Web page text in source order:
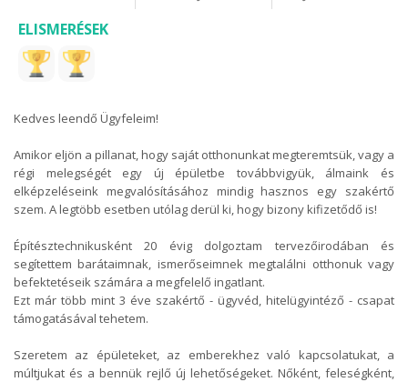
ELISMERÉSEK
Kedves leendő Ügyfeleim!
Amikor eljön a pillanat, hogy saját otthonunkat megteremtsük, vagy a
régi melegségét egy új épületbe továbbvigyük, álmaink és
elképzeléseink megvalósításához mindig hasznos egy szakértő
szem. A legtöbb esetben utólag derül ki, hogy bizony kifizetődő is!
Építésztechnikusként 20 évig dolgoztam tervezőirodában és
segítettem barátaimnak, ismerőseimnek megtalálni otthonuk vagy
befektetéseik számára a megfelelő ingatlant.
Ezt már több mint 3 éve szakértő - ügyvéd, hitelügyintéző - csapat
támogatásával tehetem.
Szeretem az épületeket, az emberekhez való kapcsolatukat, a
múltjukat és a bennük rejlő új lehetőségeket. Nőként, feleségként,